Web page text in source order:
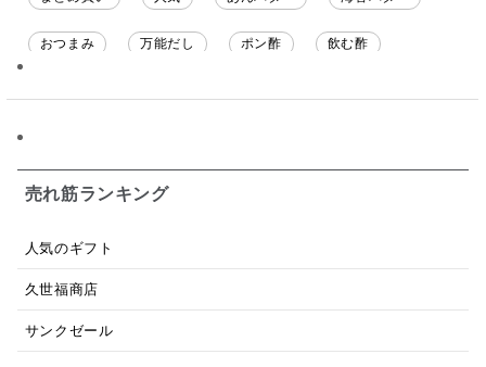
おつまみ 万能だし ポン酢 飲む酢
パスタソース 醤油
日本ワイン
売れ筋ランキング
人気のギフト
久世福商店
サンクゼール